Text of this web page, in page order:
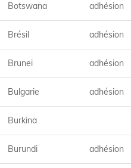
Botswana adhésion
Brésil adhésion
Brunei adhésion
Bulgarie adhésion
Burkina
Burundi adhésion